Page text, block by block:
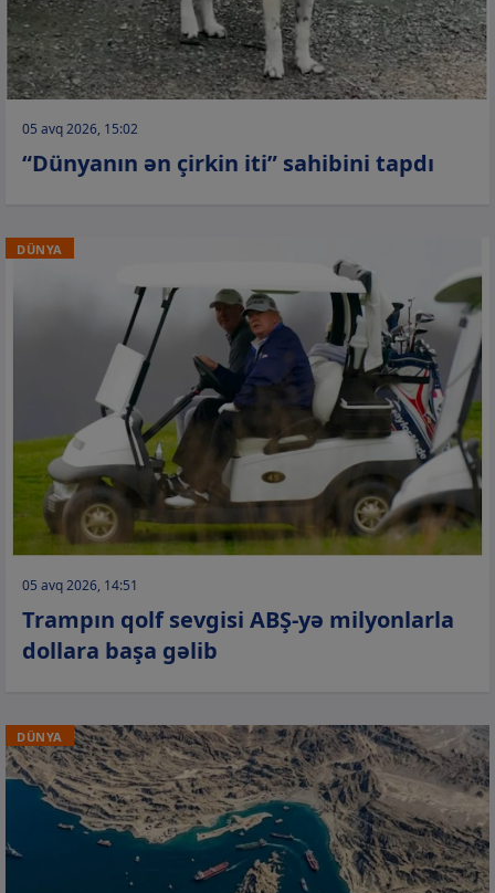
05 avq 2026, 15:02
“Dünyanın ən çirkin iti” sahibini tapdı
DÜNYA
05 avq 2026, 14:51
Trampın qolf sevgisi ABŞ-yə milyonlarla
dollara başa gəlib
DÜNYA